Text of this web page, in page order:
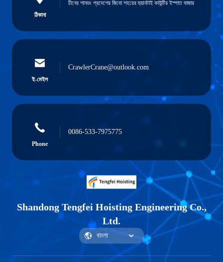
ঠিকানা
চীনের শানডং প্রদেশের জিবো শহরের হুয়ানটাই কাউন্টির ইস্পাত বাজার
ই-মেইল
CrawlerCrane@outlook.com
Phone
0086-533-7975775
Shandong Tengfei Hoisting Engineering Co.,
Ltd.